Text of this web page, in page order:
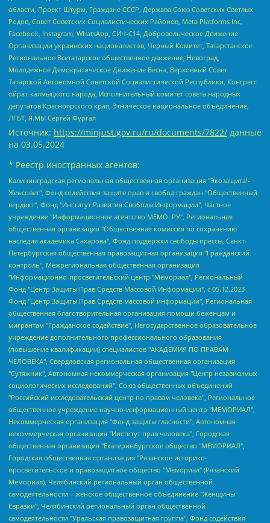
области, Проект Штурм, Граждане СССР, Держава Союз Советских Светлых
Родов, Совет Советских Социалистических Районов, Meta Platforms Inc,
Facebook, Instagram, WhatsApp, СИЧ-С14, Добровольческое Движение
Организации украинских националистов, Черный Комитет, Татарстанское
Региональное Всетатарское общественное движение, Невоград,
Молодежное Демократическое Движение Весна, Верховный Совет
Татарской Автономной Советской Социалистической Республики, Конгресс
ойрат-калмыцкого народа, Исполнительный комитет совета народных
депутатов Красноярского края, Этническое национальное объединение,
ЛГБТ, Я.МЫ Сергей Фургал
Источник: https://minjust.gov.ru/ru/documents/7822/ данные
на 03.05.2024
* Реестр иностранных агентов:
Калининградская региональная общественная организация "Экозащита!-Женсовет", Фонд содействия защите прав и свобод граждан "Общественный вердикт", Фонд "Институт Развития Свободы Информации", Частное учреждение "Информационное агентство МЕМО. РУ", Региональная общественная организация "Общественная комиссия по сохранению наследия академика Сахарова", Фонд поддержки свободы прессы, Санкт-Петербургская общественная правозащитная организация "Гражданский контроль", Межрегиональная общественная организация "Информационно-просветительский центр "Мемориал", Региональный Фонд "Центр Защиты Прав Средств Массовой Информации", с 05.12.2023 Фонд "Центр Защиты Прав Средств массовой информации", Региональная общественная благотворительная организация помощи беженцам и мигрантам "Гражданское содействие", Негосударственное образовательное учреждение дополнительного профессионального образования (повышение квалификации) специалистов "АКАДЕМИЯ ПО ПРАВАМ ЧЕЛОВЕКА", Свердловская региональная общественная организация "Сутяжник", Автономная некоммерческая организация "Центр независимых социологических исследований", Союз общественных объединений "Российский исследовательский центр по правам человека", Региональное общественное учреждение научно-информационный центр "МЕМОРИАЛ", Некоммерческая организация "Фонд защиты гласности", Автономная некоммерческая организация "Институт прав человека", Городская общественная организация "Екатеринбургское общество "МЕМОРИАЛ", Городская общественная организация "Рязанское историко-просветительское и правозащитное общество "Мемориал" (Рязанский Мемориал), Челябинский региональный орган общественной самодеятельности – женское общественное объединение "Женщины Евразии", Челябинский региональный орган общественной самодеятельности "Уральская правозащитная группа", Фонд содействия защите здоровья и социальной справедливости имени Андрея Рылькова, Автономная Некоммерческая Организация "Аналитический Центр Юрия Левады", Автономная некоммерческая организация социальной поддержки населения "Проект Апрель", Региональная общественная организация помощи женщинам и детям, находящимся в кризисной ситуации "Информационно-методический центр "Анна", Фонд содействия развитию массовых коммуникаций и правовому просвещению "Так-так-Так", Фонд содействия устойчивому развитию "Серебряная тайга", Свердловский региональный общественный фонд социальных проектов "Новое время", "Idel.Реалии", Кавказ.Реалии, Крым.Реалии, Телеканал Настоящее Время, Татаро-башкирская служба Радио Свобода (Azatliq Radiosi), Радио Свободная Европа/Радио Свобода (PCE/PC), "Сибирь.Реалии", "Фактограф", Благотворительный фонд помощи осужденным и их семьям, Автономная некоммерческая организация "Институт глобализации и социальных движений", Фонд "В защиту прав заключенных", Частное учреждение "Центр поддержки и содействия развитию средств массовой информации", Пензенский региональный общественный благотворительный фонд "Гражданский союз", "Север.Реалии", Некоммерческая организация Фонд "Правовая инициатива", Общество с ограниченной ответственностью "Радио Свободная Европа/Радио Свобода", Чешское информационное агентство "MEDIUM-ORIENT", Красноярская региональная общественная организация "Мы против СПИДа", Камалягин Денис Николаевич, Маркелов Сергей Евгеньевич, Пономарев Лев Александрович, Савицкая Людмила Алексеевна, Автономная некоммерческая организация "Центр по работе с проблемой насилия "НАСИЛИЮ.НЕТ", Межрегиональный профессиональный союз работников здравоохранения "Альянс врачей", Юридическое лицо, зарегистрированное в Латвийской Республике, SIA "Medusa Project" (регистрационный номер 40103797863, дата регистрации 10.06.2014), Некоммерческая организация "Фонд по борьбе с коррупцией", Автономная некоммерческая организация "Институт права и публичной политики", Баданин Роман Сергеевич, Гликин Максим Александрович, Железнова Мария Михайловна, Лукьянова Юлия Сергеевна, Маетная Елизавета Витальевна, Маняхин Петр Борисович, Чуракова Ольга Владимировна, Ярош Юлия Петровна, Юридическое лицо "The Insider SIA", зарегистрированное в Риге, Латвийская Республика (дата регистрации 26.06.2015), являющееся администратором доменного имени интернет-издания "The Insider SIA", https://theins.ru, Постернак Алексей Евгеньевич, Рубин Михаил Аркадьевич, Анин Роман Александрович, Юридическое лицо Istories fonds, зарегистрированное в Латвийской Республике (регистрационный номер 50008295751, дата регистрации 24.02.2020), Великовский Дмитрий Александрович, Долинина Ирина Николаевна, Мароховская Алеся Алексеевна, Шлейнов Роман Юрьевич, Шмагун Олеся Валентиновна, Общество с ограниченной ответственностью "Альтаир 2021", Общество с ограниченной ответственностью "Вега 2021", Общество с ограниченной ответственностью "Главный редактор 2021", Общество с ограниченной ответственностью "Ромашки монолит", Важенков Артем Валерьевич, Ивановская областная общественная организация "Центр гендерных исследований", Гурман Юрий Альбертович, Медиапроект "ОВД-Инфо", Егоров Владимир Владимирович, Жилинский Владимир Александрович, Общество с ограниченной ответственностью "ЗП", Иванова София Юрьевна, Карезина Инна Павловна, Кильтау Екатерина Викторовна, Петров Алексей Викторович, Пискунов Сергей Евгеньевич, Смирнов Сергей Сергеевич, Тихонов Михаил Сергеевич, Общество с ограниченной ответственностью "ЖУРНАЛИСТ-ИНОСТРАННЫЙ АГЕНТ", Арапова Галина Юрьевна, Вольтская Татьяна Анатольевна, Американская компания "Mason G.E.S. Anonymous Foundation" (США), являющаяся владельцем интернет-издания https://mnews.world/, Компания "Stichting Bellingcat", зарегистрированная в Нидерландах (дата регистрации 11.07.2018), Захаров Андрей Вячеславович, Клепиковская Екатерина Дмитриевна, Общество с ограниченной ответственностью "МЕМО", Перл Роман Александрович, Симонов Евгений Алексеевич, Соловьева Елена Анатольевна, Сотников Даниил Владимирович, Сурначева Елизавета Дмитриевна, Автономная некоммерческая организация по защите прав человека и информированию населения "Якутия – Наше Мнение", Общество с ограниченной ответственностью "Москоу диджитал медиа", с 26.01.2023 Общество с ограниченной ответственностью "Чайка Белые сады", Ветошкина Валерия Валерьевна, Заговора Максим Александрович, Межрегиональное общественное движение "Российская ЛГБТ - сеть", Оленичев Максим Владимирович, Павлов Иван Юрьевич, Скворцова Елена Сергеевна, Общество с ограниченной ответственностью "Как бы инагент", Кочетков Игорь Викторович, Общество с ограниченной ответственностью "Честные выборы", Еланчик Олег Александрович, Общество с ограниченной ответственностью "Нобелевский призыв", Гималова Регина Эмилевна, Григорьев Андрей Валерьевич, Григорьева Алина Александровна, Ассоциация по содействию защите прав призывников, альтернативнослужащих и военнослужащих "Правозащитная группа "Гражданин.Армия.Право", Хисамова Регина Фаритовна, Автономная некоммерческая организация по реализации социально-правовых программ "Лилит", Дальневосточное общественное движение "Маяк", Санкт-Петербургская ЛГБТ-инициативная группа "Выход", Инициативная группа ЛГБТ+ "Реверс", Алексеев Андрей Викторович, Бекбулатова Таисия Львовна, Беляев Иван Михайлович, Владыкина Елена Сергеевна, Гельман Марат Александрович, Никульшина Вероника Юрьевна, Толоконникова Надежда Андреевна, Шендерович Виктор Анатольевич, Общество с ограниченной ответственностью "Данное сообщение", Общество с ограниченной ответственностью Издательский дом "Новая глава", Айнбиндер Александра Александровна, Московский комьюнити-центр для ЛГБТ+инициатив, Благотворительный фонд развития филантропии, Deutsche Welle (Германия, Kurt-Schumacher-Strasse 3, 53113 Bonn), Борзунова Мария Михайловна, Воробьев Виктор Викторович, Голубева Анна Львовна, Константинова Алла Михайловна, Малкова Ирина Владимировна, Мурадов Мурад Абдулгалимович, Осетинская Елизавета Николаевна, Понасенков Евгений Николаевич, Ганапольский Матвей Юрьевич, Киселев Евгений Алексеевич, Борухович Ирина Григорьевна, Дремин Иван Тимофеевич, Дубровский Дмитрий Викторович, Красноярская региональная общественная организация поддержки и развития альтернативных образовательных технологий и межкультурных коммуникаций "ИНТЕРРА", Маяковская Екатерина Алексеевна, Фейгин Марк Захарович, Филимонов Андрей Викторович, Дзугкоева Регина Николаевна, Доброхотов Роман Александрович, Дудь Юрий Александрович, Елкин Сергей Владимирович, Кругликов Кирилл Игоревич, Сабунаева Мария Леонидовна, Семенов Алексей Владимирович, Шаинян Карен Багратович, Шульман Екатерина Михайловна, Асафьев Артур Валерьевич, Вахштайн Виктор Семенович, Венедиктов Алексей Алексеевич, Лушникова Екатерина Евгеньевна, Волков Леонид Михайлович, Невзоров Александр Глебович, Пархоменко Сергей Борисович, Сироткин Ярослав Николаевич, Кара-Мурза Владимир Владимирович, Баранова Наталья Владимировна, Гозман Леонид Яковлевич, Кагарлицкий Борис Юльевич, Климарев Михаил Валерьевич, Милов Владимир Станиславович, Автономная некоммерческая организация Краснодарский центр современного искусства "Типография", Моргенштерн Алишер Тагирович, Соболь Любовь Эдуардовна, Общество с ограниченной ответственностью "ЛИЗА НОРМ", Каспаров Гарри Кимович, Ходорковский Михаил Борисович, Общество с ограниченной ответственностью "Апрельские тезисы", Данилович Ирина Брониславовна, Кашин Олег Владимирович, Петров Николай Владимирович, Пивоваров Алексей Владимирович, Соколов Михаил Владимирович, Цветкова Юлия Владимировна, Чичваркин Евгений Александрович, Комитет против пыток/Команда против пыток, Общество с ограниченной ответственностью "Первый научный", Общество с ограниченной ответственностью "Вертолет и ко", Белоцерковская Вероника Борисовна, Кац Максим Евгеньевич, Лазарева Татьяна Юрьевна, Шаведдинов Руслан Табризович, Яшин Илья Валерьевич, Общество с ограниченной ответственностью "Иноагент ААВ", Алешковский Дмитрий Петрович, Альбац Евгения Марковна, Быков Дмитрий Львович, Галямина Юлия Евгеньевна, Лойко Сергей Леонидович, Мартынов Кирилл Константинович, Медведев Сергей Александрович, Крашенинников Федор Геннадиевич, Гордеева Катерина Вл